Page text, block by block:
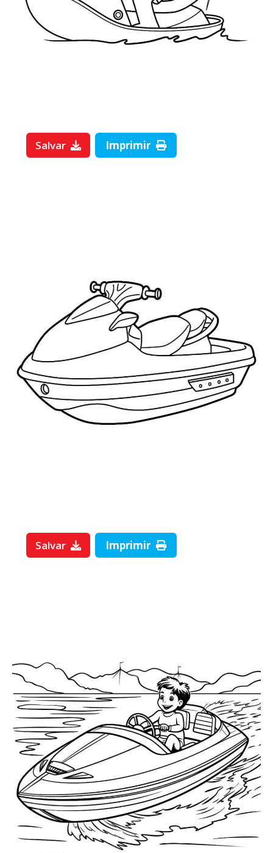
Salvar Imprimir
Salvar Imprimir